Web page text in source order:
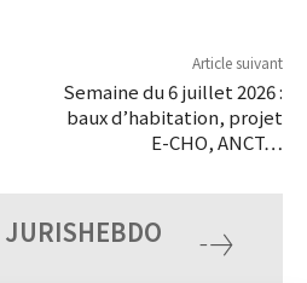
Article suivant
Semaine du 6 juillet 2026 :
baux d’habitation, projet
E-CHO, ANCT…